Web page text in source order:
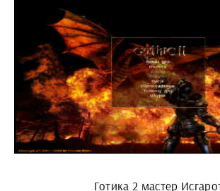
Готика 2 мастер